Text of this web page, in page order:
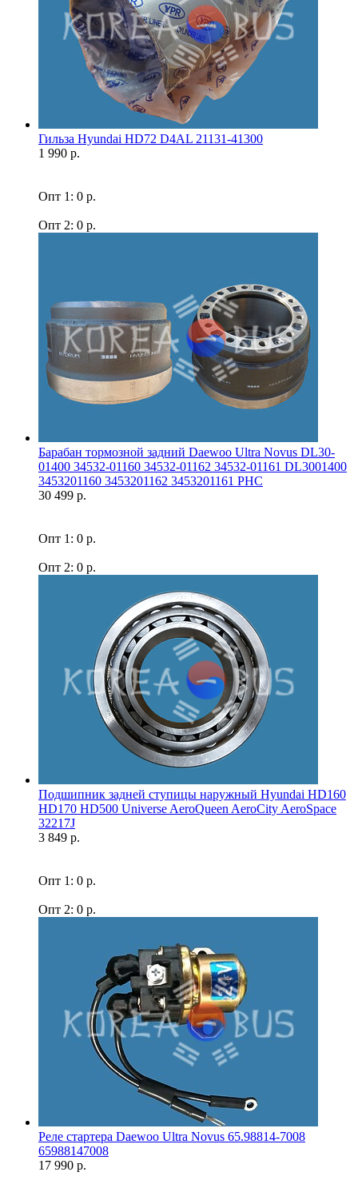
Гильза Hyundai HD72 D4AL 21131-41300
1 990 р.
Опт 1: 0 р.
Опт 2: 0 р.
Барабан тормозной задний Daewoo Ultra Novus DL30-
01400 34532-01160 34532-01162 34532-01161 DL3001400
3453201160 3453201162 3453201161 PHC
30 499 р.
Опт 1: 0 р.
Опт 2: 0 р.
Подшипник задней ступицы наружный Hyundai HD160
HD170 HD500 Universe AeroQueen AeroCity AeroSpace
32217J
3 849 р.
Опт 1: 0 р.
Опт 2: 0 р.
Реле стартера Daewoo Ultra Novus 65.98814-7008
65988147008
17 990 р.